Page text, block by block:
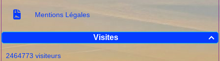
Mentions Légales

Visites
2464773 visiteurs